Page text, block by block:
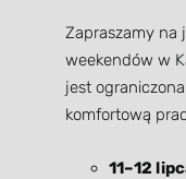
Zapraszamy na
weekendów w
jest
komfortową
11–12